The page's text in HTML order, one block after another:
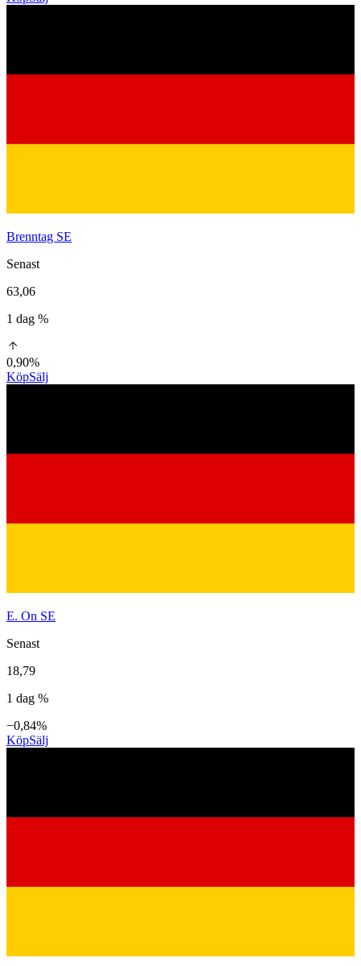
Brenntag SE
Senast
63,06
1 dag %
0,90%
KöpSälj
E. On SE
Senast
18,79
1 dag %
−0,84%
KöpSälj